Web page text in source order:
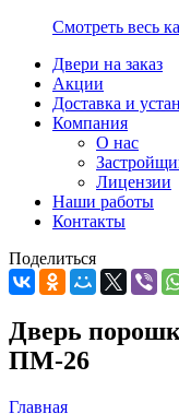
Смотреть весь
Двери на заказ
Акции
Доставка и
Компания
О нас
Лицензии
Наши работы
Контакты
Поделиться
Дверь
ПМ-26
Главная